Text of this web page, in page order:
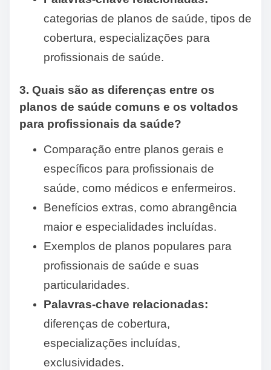
categorias de planos de saúde, tipos de
cobertura, especializações para
profissionais de saúde.
3. Quais são as diferenças entre os
planos de saúde comuns e os voltados
para profissionais da saúde?
Comparação entre planos gerais e
específicos para profissionais de
saúde, como médicos e enfermeiros.
Benefícios extras, como abrangência
maior e especialidades incluídas.
Exemplos de planos populares para
profissionais de saúde e suas
particularidades.
Palavras-chave relacionadas:
diferenças de cobertura,
especializações incluídas,
exclusividades.